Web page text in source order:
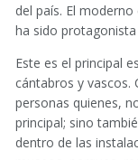
del país. El
ha sido
Este es el principal
cántabros y vascos.
personas quienes,
principal; sino
dentro de las